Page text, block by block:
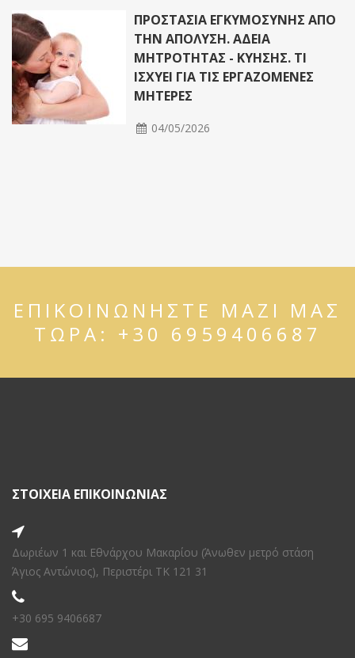
ΠΡΟΣΤΑΣΙΑ ΕΓΚΥΜΟΣΥΝΗΣ ΑΠΟ
ΤΗΝ ΑΠΟΛΥΣΗ. ΑΔΕΙΑ
ΜΗΤΡΟΤΗΤΑΣ - ΚΥΗΣΗΣ. ΤΙ
ΙΣΧΥΕΙ ΓΙΑ ΤΙΣ ΕΡΓΑΖΟΜΕΝΕΣ
ΜΗΤΕΡΕΣ
04/05/2026
ΕΠΙΚΟΙΝΩΝΗΣΤΕ ΜΑΖΙ ΜΑΣ
ΤΩΡΑ: +30 6959406687
ΣΤΟΙΧΕΙΑ ΕΠΙΚΟΙΝΩΝΙΑΣ
Δωριέων 1 και Εθνάρχου Μακαρίου (Άνωθεν μετρό στάση
Άγιος Αντώνιος), Περιστέρι ΤΚ 121 31
+30 695 9406687